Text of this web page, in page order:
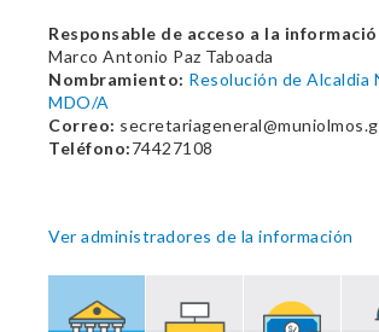
Responsable de acceso a la
Marco Antonio Paz Taboada
Nombramiento: Resolución de Alcaldia
MDO/A
Correo:
Teléfono:74427108
Ver administradores de la información